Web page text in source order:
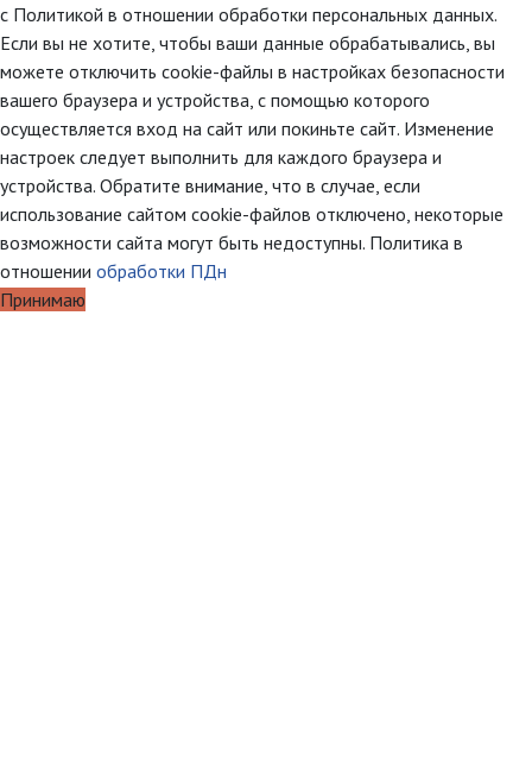
с Политикой в отношении обработки персональных данных.
Если вы не хотите, чтобы ваши данные обрабатывались, вы
можете отключить cookie-файлы в настройках безопасности
вашего браузера и устройства, с помощью которого
осуществляется вход на сайт или покиньте сайт. Изменение
настроек следует выполнить для каждого браузера и
устройства. Обратите внимание, что в случае, если
использование сайтом cookie-файлов отключено, некоторые
возможности сайта могут быть недоступны. Политика в
отношении обработки ПДн
Принимаю